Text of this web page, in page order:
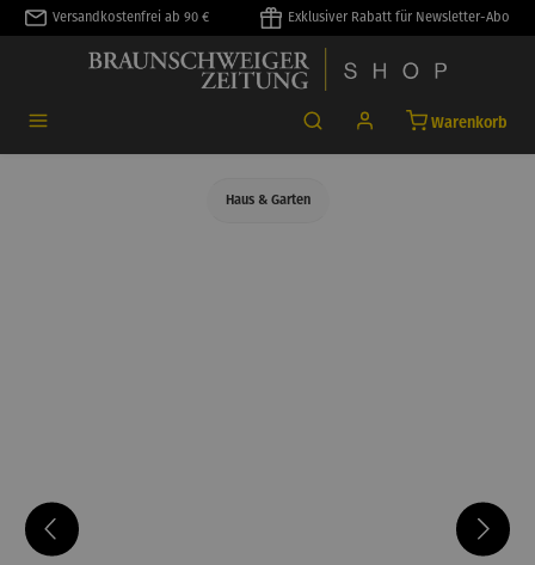
springen
Versandkostenfrei ab 90 € Exklusiver Rabatt für Newsletter-Abo
Warenkorb
Haus & Garten